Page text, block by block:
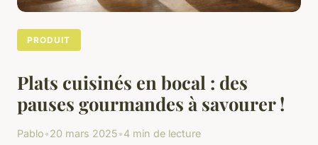
PRODUIT
Plats cuisinés en bocal : des
pauses gourmandes à savourer !
Pablo•20 mars 2025•4 min de lecture